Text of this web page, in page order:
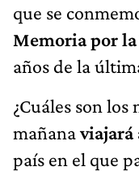
que se
Memoria por
años de la
¿Cuáles son
mañanaviajará
país en el que